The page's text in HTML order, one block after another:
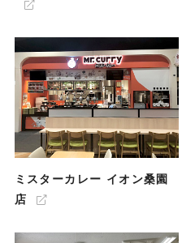
ミスターカレー イオン桑園
店